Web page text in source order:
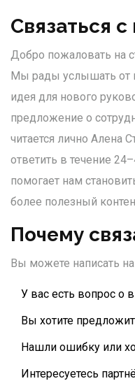
Связаться
Добро пожаловать на
Мы рады услышать от
идея для нового
предложение о
читается лично Алена
ответить в течение
помогает нам
более полезный
Почему
Вы можете написать
У вас есть вопрос о
Вы хотите
Нашли ошибку или
Интересуетесь